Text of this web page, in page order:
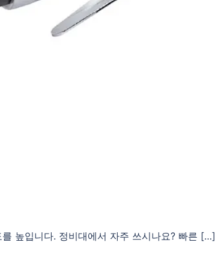
높입니다. 정비대에서 자주 쓰시나요? 빠른 […]